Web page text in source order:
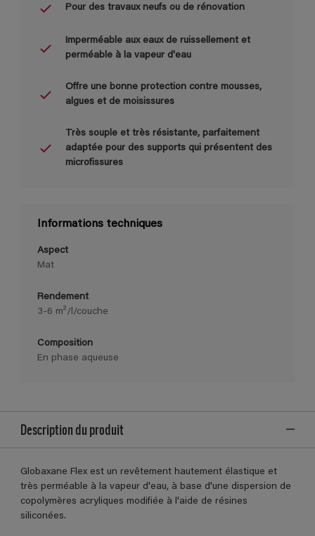
Pour des travaux neufs ou de rénovation
Imperméable aux eaux de ruissellement et
perméable à la vapeur d'eau
Offre une bonne protection contre mousses,
algues et de moisissures
Très souple et très résistante, parfaitement
adaptée pour des supports qui présentent des
microfissures
Informations techniques
Aspect
Mat
Rendement
3-6 m²/l/couche
Composition
En phase aqueuse
Description du produit
Globaxane Flex est un revêtement hautement élastique et
très perméable à la vapeur d'eau, à base d'une dispersion de
copolymères acryliques modifiée à l'aide de résines
siliconées.